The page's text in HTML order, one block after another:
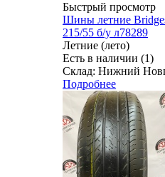
Быстрый просмотр
Шины летние
215/55 б/у л78289
Летние (лето)
Есть в наличии (1)
Склад: Нижний
Подробнее